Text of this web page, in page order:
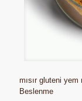
mısır gluteni
Beslenme